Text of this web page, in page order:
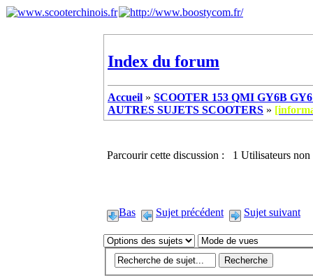
Index du forum
Accueil » SCOOTER 153 QMI GY6B
AUTRES SUJETS SCOOTERS »
Parcourir cette discussion : 1 Utilisateurs non
Bas Sujet précédent Sujet suivant